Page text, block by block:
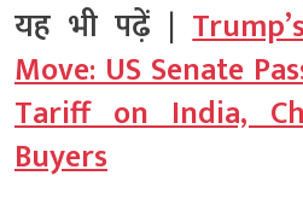
यह भी पढ़ें |
Move: US Senate
Tariff on India,
Buyers